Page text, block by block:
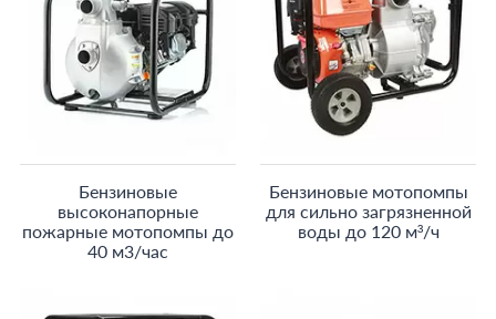
Бензиновые
высоконапорные
пожарные мотопомпы до
40 м3/час
Бензиновые мотопомпы
для сильно загрязненной
воды до 120 м³/ч